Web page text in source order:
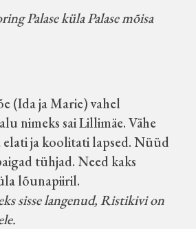
Palase küla Palase mõisa
(Ida ja Marie) vahel
nimeks sai Lillimäe. Vähe
elati ja koolitati lapsed. Nüüd
tühjad. Need kaks
lõunapiiril.
sisse langenud, Ristikivi on